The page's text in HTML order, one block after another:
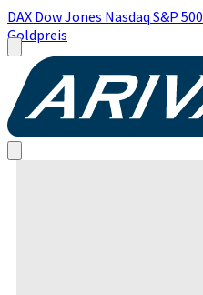
DAX Dow Jones Nasdaq S&P 500
Goldpreis